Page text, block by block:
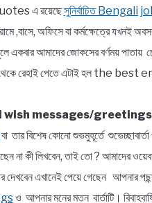
এ রয়েছেসুনির্বাচিত Bengali
,বাসে, অফিসে বা কর্মক্ষেত্রে যখনই
একবার আমাদের জোকসের বর্ণময় পাতায়
থেকে রেহাই পেতে এটাই হল the
wish messages/greetings
বা তার বিশেষ কোনো শুভমুহূর্তে
না কী লিখবেন, তাই তো ? আমাদের
দেখবেন এখানেই পেয়ে গেছেন আপনার
ও আপনার মনের মতন বার্তাটি।